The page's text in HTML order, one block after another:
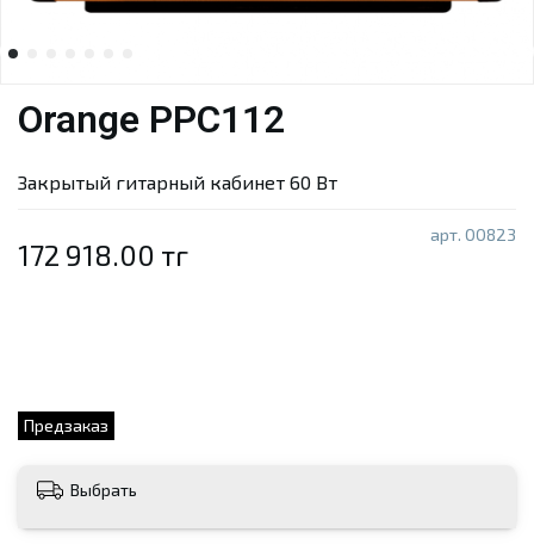
арт. 00823
Предзаказ
Orange PPC112
172 918.00 тг
Закрытый гитарный кабинет 60 Вт
Выбрать